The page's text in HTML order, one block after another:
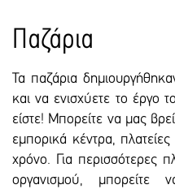
Παζάρια
Τα παζάρια
και να ενισχύετε το έργο
είστε! Μπορείτε να μας
εμπορικά κέντρα,
χρόνο. Για περισσότερες
οργανισμού,